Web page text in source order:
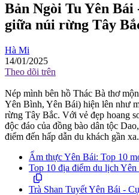
Bản Ngòi Tu Yên Bái
giữa núi rừng Tây
Hà Mi
14/01/2025
Theo dõi trên
Nép mình bên hồ Thác Bà thơ
Yên Bình, Yên Bái) hiện lên như
rừng Tây Bắc. Với vẻ đẹp hoang
độc đáo của đồng bào dân tộc
điểm đến hấp dẫn du khách gần xa.
Ẩm thực Yên Bái: Top 10
Top 10 địa điểm du lịch
Trà Shan Tuyết Yên Bái -